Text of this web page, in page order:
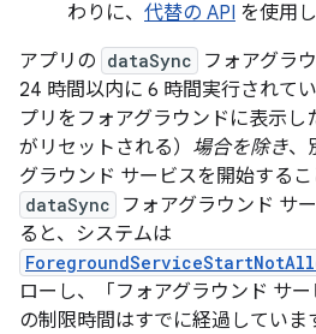
わりに、 代替の API を使用
アプリの dataSync
フォアグラ
24 時間以内に 6 時間実行されて
プリをフォアグラウンドに表示し
がリセットされる） 場合を除き、
グラウンド サービスを開始する
dataSync
フォアグラウンド サ
ると、システムは
ローし、「フォアグラウンド サ
の制限時間はすでに経過していま